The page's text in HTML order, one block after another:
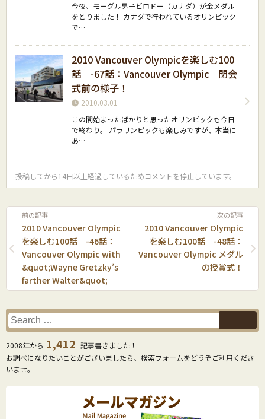
今夜、モーグル男子ビロドー（カナダ）が金メダル
をとりました！ カナダで行われているオリンピック
で…
2010 Vancouver Olympicを楽しむ100
話 -67話：Vancouver Olympic 閉会
式前の様子！
2010.03.01
この間始まったばかりと思ったオリンピックも今日
で終わり。 パラリンピックも楽しみですが、本当に
あ…
投稿してから14日以上経過しているためコメントを停止しています。
前の記事
2010 Vancouver Olympic
を楽しむ100話 -46話：
Vancouver Olympic with
&quot;Wayne Gretzky’s
farther Walter&quot;
次の記事
2010 Vancouver Olympic
を楽しむ100話 -48話：
Vancouver Olympic メダル
の授賞式！
2008年から 1,412 記事書きました！
お調べになりたいことがございましたら、検索フォームをどうぞご利用くださ
いませ。